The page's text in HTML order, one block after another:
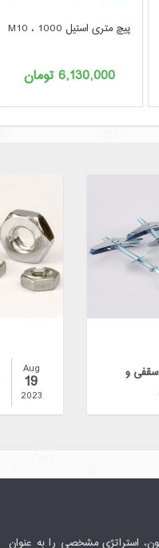
پیچ متری استیل 1000 ، M10
6,130,000تومان
Aug
19
2023
و
استراتژی مشخصی را به عنوان